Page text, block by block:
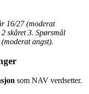
16/27 (moderat
skåret 3. Spørsmål
angst).
som NAV verdsetter.